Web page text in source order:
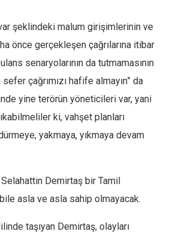
şeklindeki malum girişimlerinin ve
önce gerçekleşen çağrılarına itibar
senaryolarının da tutmamasının
çağrımızı hafife almayın” da
yine terörün yöneticileri var, yani
ki, vahşet planları
yakmaya, yıkmaya devam
Demirtaş bir Tamil
asla ve asla sahip olmayacak.
taşıyan Demirtaş, olayları